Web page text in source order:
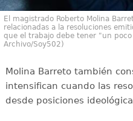
El magistrado Roberto Molina
relacionadas a la resoluciones
que el trabajo debe tener "un
Archivo/Soy502)
Molina Barreto también
intensifican cuando las
desde posiciones